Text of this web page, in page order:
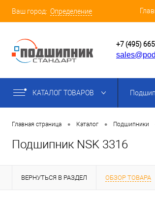
Ваш город: Определение
+7 (495)
КАТАЛОГ ТОВАРОВ
Главная страница • Каталог • Подшипники
Подшипник NSK 3316
ВЕРНУТЬСЯ В РАЗДЕЛ ОБЗОР ТОВАРА